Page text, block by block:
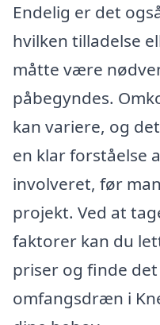
Endelig er det
hvilken tilladelse
måtte være
påbegyndes.
kan variere, og
en klar forståelse
involveret, før
projekt. Ved at
faktorer kan du
priser og finde
omfangsdræn i